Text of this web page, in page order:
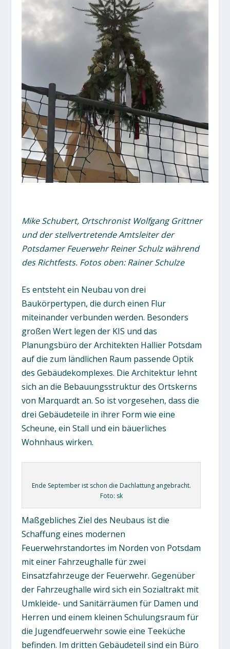
Mike Schubert, Ortschronist Wolfgang Grittner
und der stellvertretende Amtsleiter der
Potsdamer Feuerwehr Reiner Schulz während
des Richtfests. Fotos oben: Rainer Schulze
Es entsteht ein Neubau von drei
Baukörpertypen, die durch einen Flur
miteinander verbunden werden. Besonders
großen Wert legen der KIS und das
Planungsbüro der Architekten Hallier Potsdam
auf die zum ländlichen Raum passende Optik
des Gebäudekomplexes. Die Architektur lehnt
sich an die Bebauungsstruktur des Ortskerns
von Marquardt an. So ist vorgesehen, dass die
drei Gebäudeteile in ihrer Form wie eine
Scheune, ein Stall und ein bäuerliches
Wohnhaus wirken.
Ende September ist schon die Dachlattung angebracht.
Foto: sk
Maßgebliches Ziel des Neubaus ist die
Schaffung eines modernen
Feuerwehrstandortes im Norden von Potsdam
mit einer Fahrzeughalle für zwei
Einsatzfahrzeuge der Feuerwehr. Gegenüber
der Fahrzeughalle wird sich ein Sozialtrakt mit
Umkleide- und Sanitärräumen für Damen und
Herren und einem kleinen Schulungsraum für
die Jugendfeuerwehr sowie eine Teeküche
befinden. Im dritten Gebäudeteil sind ein Büro